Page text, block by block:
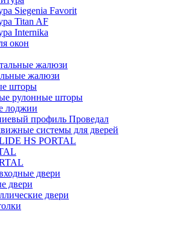
Siegenia Favorit
Titan AF
Internika
окон
жалюзи
жалюзи
шторы
рулонные шторы
лоджии
профиль Проведал
системы для дверей
HS PORTAL
двери
двери
двери